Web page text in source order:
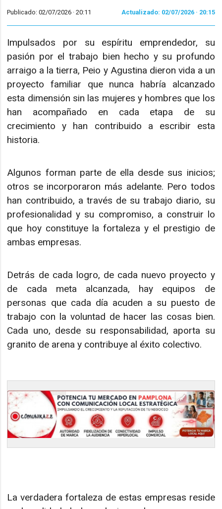
Publicado: 02/07/2026 ·20:11 Actualizado: 02/07/2026 · 20:15
Impulsados por su espíritu emprendedor, su
pasión por el trabajo bien hecho y su profundo
arraigo a la tierra, Peio y Agustina dieron vida a un
proyecto familiar que nunca habría alcanzado
esta dimensión sin las mujeres y hombres que los
han acompañado en cada etapa de su
crecimiento y han contribuido a escribir esta
historia.
Algunos forman parte de ella desde sus inicios;
otros se incorporaron más adelante. Pero todos
han contribuido, a través de su trabajo diario, su
profesionalidad y su compromiso, a construir lo
que hoy constituye la fortaleza y el prestigio de
ambas empresas.
Detrás de cada logro, de cada nuevo proyecto y
de cada meta alcanzada, hay equipos de
personas que cada día acuden a su puesto de
trabajo con la voluntad de hacer las cosas bien.
Cada uno, desde su responsabilidad, aporta su
granito de arena y contribuye al éxito colectivo.
La verdadera fortaleza de estas empresas reside